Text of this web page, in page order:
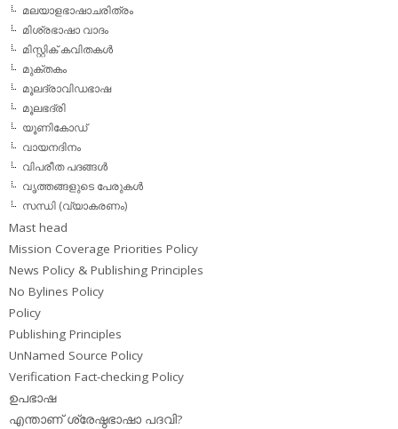
മലയാളഭാഷാചരിത്രം
മിശ്രഭാഷാ വാദം
മിസ്റ്റിക് കവിതകള്‍
മുക്തകം
മൂലദ്രാവിഡഭാഷ
മൂലഭദ്രി
യൂണികോഡ്
വായനദിനം
വിപരീത പദങ്ങള്‍
വൃത്തങ്ങളുടെ പേരുകള്‍
സന്ധി (വ്യാകരണം)
Mast head
Mission Coverage Priorities Policy
News Policy & Publishing Principles
No Bylines Policy
Policy
Publishing Principles
UnNamed Source Policy
Verification Fact-checking Policy
ഉപഭാഷ
എന്താണ് ശ്രേഷ്ഠഭാഷാ പദവി?